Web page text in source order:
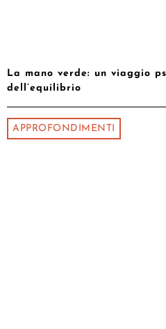
La mano verde: un viaggio
dell’equilibrio
APPROFONDIMENTI